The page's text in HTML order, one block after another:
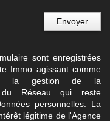
Envoyer
sont enregistrées
Immo agissant comme
la gestion de la
du Réseau qui reste
personnelles. La
légitime de l'Agence